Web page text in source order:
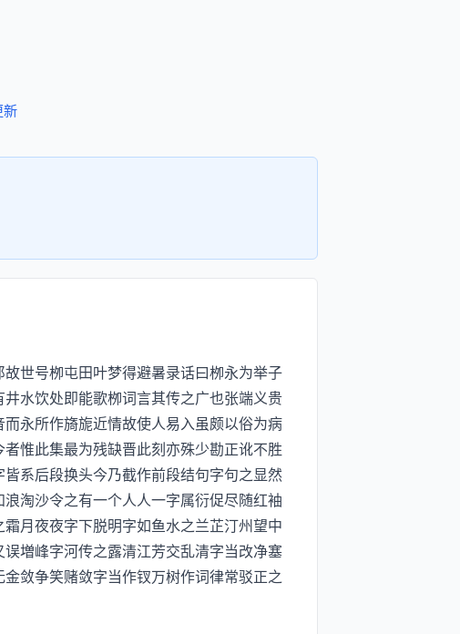
新
世号栁屯田叶梦得避暑录话曰栁永为举子
水饮处即能歌栁词言其传之广也张端义贵
永所作旖旎近情故使人易入虽颇以俗为病
惟此集最为残缺晋此刻亦殊少勘正讹不胜
系后段换头今乃截作前段结句字句之显然
淘沙令之有一个人人一字属衍促尽随红袖
月夜夜字下脱明字如鱼水之兰芷汀州望中
増峰字河传之露清江芳交乱清字当改净塞
敛争笑赌敛字当作钗万树作词律常驳正之